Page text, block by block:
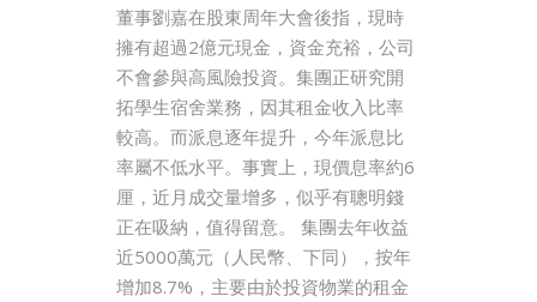
董事劉嘉在股東周年大會後指，現時
擁有超過2億元現金，資金充裕，公司
不會參與高風險投資。集團正研究開
拓學生宿舍業務，因其租金收入比率
較高。而派息逐年提升，今年派息比
率屬不低水平。事實上，現價息率約6
厘，近月成交量增多，似乎有聰明錢
正在吸納，值得留意。 集團去年收益
近5000萬元（人民幣、下同），按年
增加8.7%，主要由於投資物業的租金